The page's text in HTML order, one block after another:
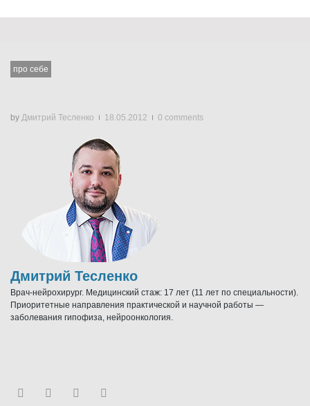
про себе
by Дмитрий Тесленко 18.05.2012 0 comments
Дмитрий Тесленко
Врач-нейрохирург. Медицинский стаж: 17 лет (11 лет по специальности).
Приоритетные направления практической и научной работы —
заболевания гипофиза, нейроонкология.
FacebookTwitter Youtube